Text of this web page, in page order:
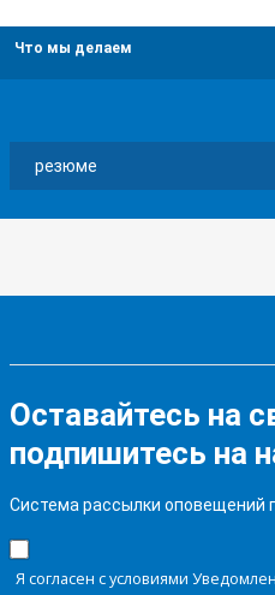
Что мы делаем
Оставайтесь на
подпишитесь на
Система рассылки оповещений
Я согласен с условиями